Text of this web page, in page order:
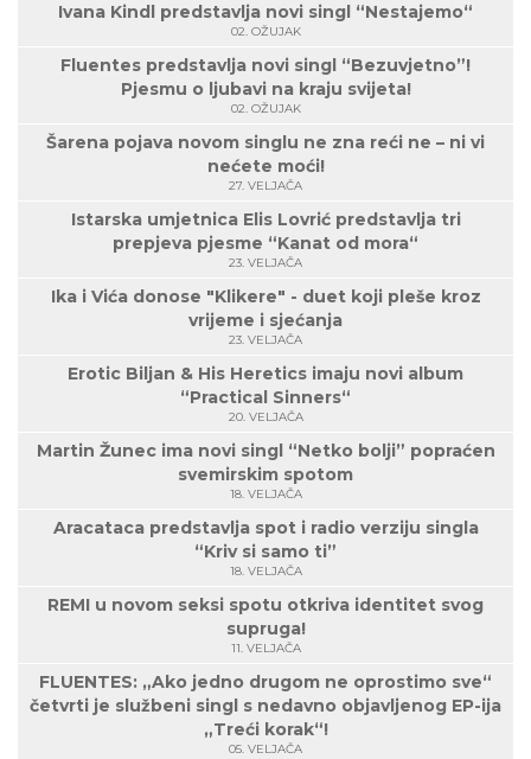
Ivana Kindl predstavlja novi singl “Nestajemo“
02. OŽUJAK
Fluentes predstavlja novi singl “Bezuvjetno”!
Pjesmu o ljubavi na kraju svijeta!
02. OŽUJAK
Šarena pojava novom singlu ne zna reći ne – ni vi
nećete moći!
27. VELJAČA
Istarska umjetnica Elis Lovrić predstavlja tri
prepjeva pjesme “Kanat od mora“
23. VELJAČA
Ika i Vića donose "Klikere" - duet koji pleše kroz
vrijeme i sjećanja
23. VELJAČA
Erotic Biljan & His Heretics imaju novi album
“Practical Sinners“
20. VELJAČA
Martin Žunec ima novi singl “Netko bolji” popraćen
svemirskim spotom
18. VELJAČA
Aracataca predstavlja spot i radio verziju singla
“Kriv si samo ti”
18. VELJAČA
REMI u novom seksi spotu otkriva identitet svog
supruga!
11. VELJAČA
FLUENTES: „Ako jedno drugom ne oprostimo sve“
četvrti je službeni singl s nedavno objavljenog EP-ija
„Treći korak“!
05. VELJAČA